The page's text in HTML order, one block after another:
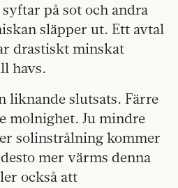
på sot och andra
släpper ut. Ett avtal
drastiskt minskat
havs.
liknande slutsats. Färre
molnighet. Ju mindre
solinstrålning kommer
mer värms denna
också att